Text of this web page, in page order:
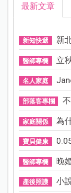
最新文章
新知快遞 新
醫師專欄 立
名人家庭
部落客專欄
家庭關係 為
寶貝健康
醫師專欄 晚
產後照護 小